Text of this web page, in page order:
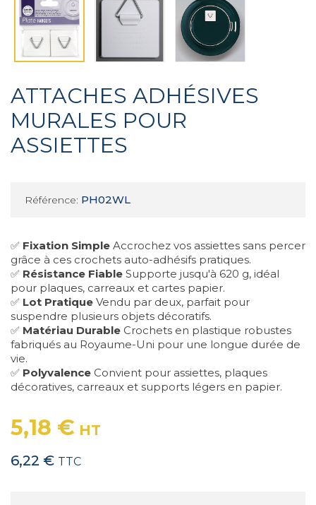
ATTACHES ADHÉSIVES
MURALES POUR
ASSIETTES
Référence: PH02WL
✅ Fixation Simple Accrochez vos assiettes sans percer
grâce à ces crochets auto-adhésifs pratiques.
✅ Résistance Fiable Supporte jusqu'à 620 g, idéal
pour plaques, carreaux et cartes papier.
✅ Lot Pratique Vendu par deux, parfait pour
suspendre plusieurs objets décoratifs.
✅ Matériau Durable Crochets en plastique robustes
fabriqués au Royaume-Uni pour une longue durée de
vie.
✅ Polyvalence Convient pour assiettes, plaques
décoratives, carreaux et supports légers en papier.
5,18 € HT
6,22 € TTC